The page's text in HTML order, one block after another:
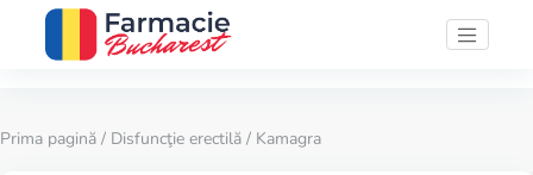
Prima pagină / Disfuncţie erectilă / Kamagra